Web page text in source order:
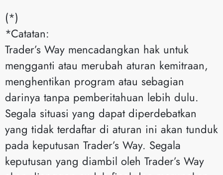
(*)
*Catatan:
Trader’s Way mencadangkan hak untuk
mengganti atau merubah aturan kemitraan,
menghentikan program atau sebagian
darinya tanpa pemberitahuan lebih dulu.
Segala situasi yang dapat diperdebatkan
yang tidak terdaftar di aturan ini akan tunduk
pada keputusan Trader’s Way. Segala
keputusan yang diambil oleh Trader’s Way